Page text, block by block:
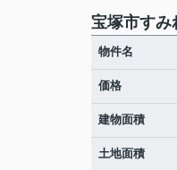
宝塚市す
物件名
価格
建物面積
土地面積